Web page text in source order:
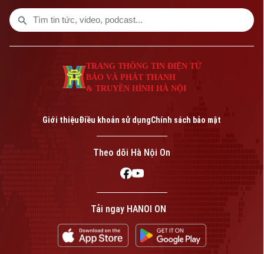
phép số: Số 63/GP-TTDT, cấp ngày 10/05/2023
TRANG THÔNG TIN ĐIỆN TỬ
CỦA CƠ QUAN BÁO VÀ PHÁT THANH TRUYỀN HÌNH HÀ NỘI
Số 3-5 Huỳnh Thúc Kháng-Phường Láng-Hà Nội
TRANG THÔNG TIN ĐIỆN TỬ
BÁO VÀ PHÁT THANH
& TRUYỀN HÌNH HÀ NỘI
Giới thiệuĐiều khoản sử dụngChính sách bảo mật
Theo dõi Hà Nội On
Tải ngay HANOI ON